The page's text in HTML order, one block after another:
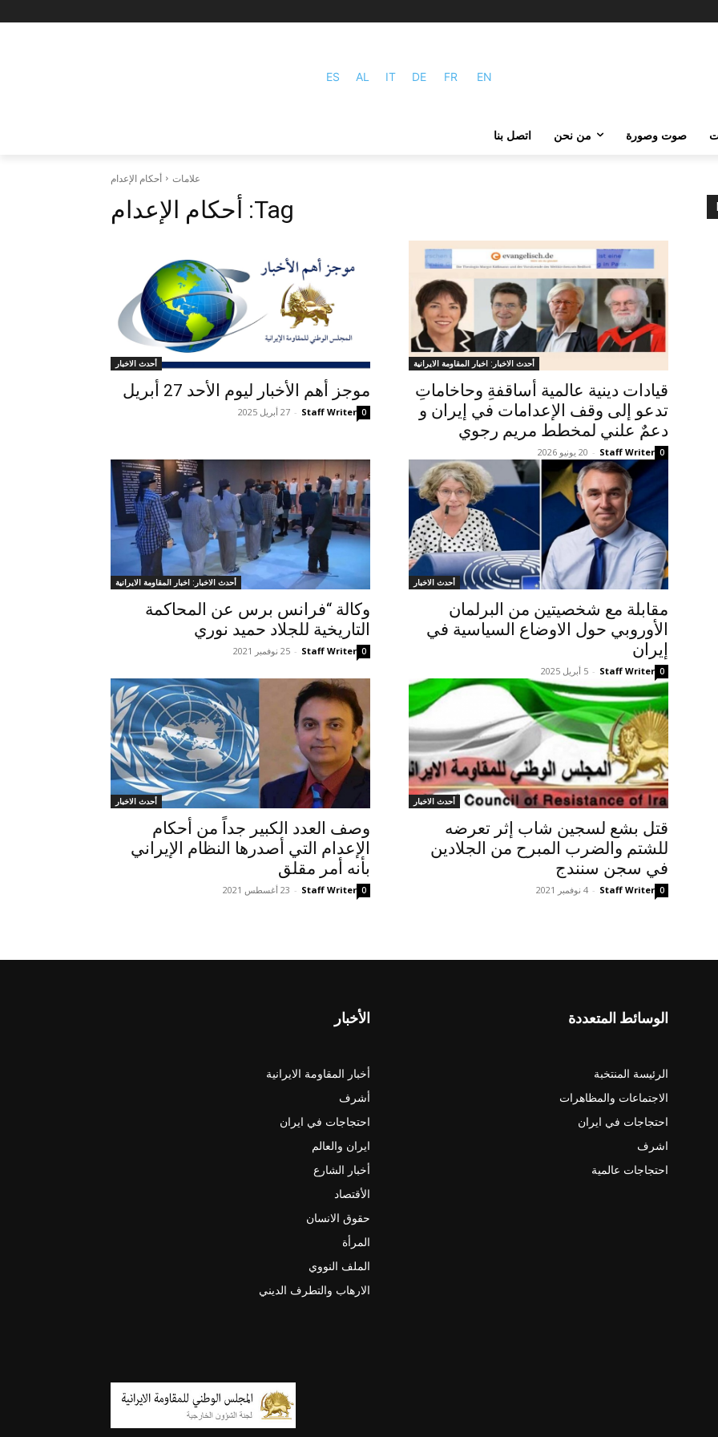
ES AL IT DE FR EN
صوت وصورة من نحن اتصل بنا
علامات أحكام الإعدام
Tag: أحكام الإعدام
أحدث الاخبار: اخبار المقاومة الايرانية
قيادات دينية عالمية أساقفةِ وحاخاماتِ
تدعو إلى وقف الإعدامات في إيران و
دعمٌ علني لمخطط مریم رجوي
Staff Writer
- 20 يونيو 2026 0
أحدث الاخبار
موجز أهم الأخبار لیوم الأحد 27 أبريل
Staff Writer
- 27 أبريل 2025 0
أحدث الاخبار
مقابلة مع شخصيتين من البرلمان
الأوروبي حول الاوضاع السياسية في
إيران
Staff Writer
- 5 أبريل 2025 0
أحدث الاخبار: اخبار المقاومة الايرانية
وكالة “فرانس برس عن المحاكمة
التاريخية للجلاد حميد نوري
Staff Writer
- 25 نوفمبر 2021 0
أحدث الاخبار
قتل بشع لسجين شاب إثر تعرضه
للشتم والضرب المبرح من الجلادين
في سجن سنندج
Staff Writer
- 4 نوفمبر 2021 0
أحدث الاخبار
وصف العدد الكبير جداً من أحكام
الإعدام التي أصدرها النظام الإيراني
بأنه أمر مقلق
Staff Writer
- 23 أغسطس 2021 0
الأخبار
أخبار المقاومة الايرانية
أشرف
احتجاجات في ايران
ايران والعالم
أخبار الشارع
الأقتصاد
حقوق الانسان
المرأة
الملف النووي
الارهاب والتطرف الديني
الوسائط المتعددة
الرئيسة المنتخبة
الاجتماعات والمظاهرات
احتجاجات في ايران
اشرف
احتجاجات عالمية